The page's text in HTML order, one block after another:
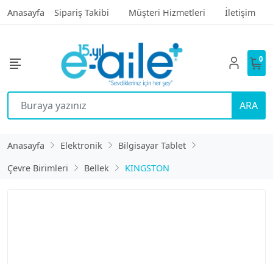
Anasayfa Sipariş Takibi Müşteri Hizmetleri İletişim
ARA
0
Anasayfa Elektronik
Bilgisayar Tablet
Çevre Birimleri
Bellek KINGSTON